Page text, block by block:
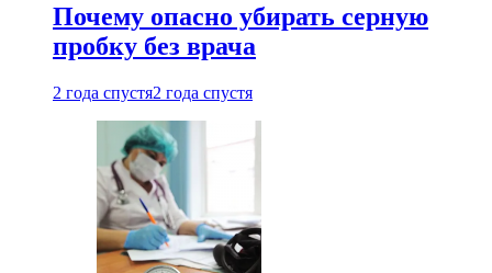
Почему опасно убирать серную
пробку без врача
2 года спустя2 года спустя